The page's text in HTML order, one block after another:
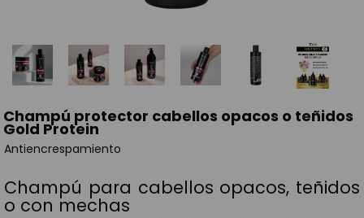
Champú protector cabellos opacos o teñidos
Gold Protein
Antiencrespamiento
Champú para cabellos opacos, teñidos
o con mechas